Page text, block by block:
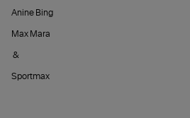
Anine Bing
Max Mara
&
Sportmax